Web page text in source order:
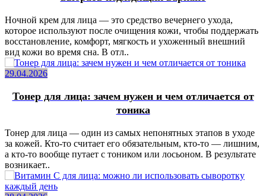
Ночной крем для лица — это средство вечернего ухода,
которое используют после очищения кожи, чтобы поддержать
восстановление, комфорт, мягкость и ухоженный внешний
вид кожи во время сна. В отл..
29.04.2026
Тонер для лица: зачем нужен и чем отличается от
тоника
Тонер для лица — один из самых непонятных этапов в уходе
за кожей. Кто-то считает его обязательным, кто-то — лишним,
а кто-то вообще путает с тоником или лосьоном. В результате
возникает..